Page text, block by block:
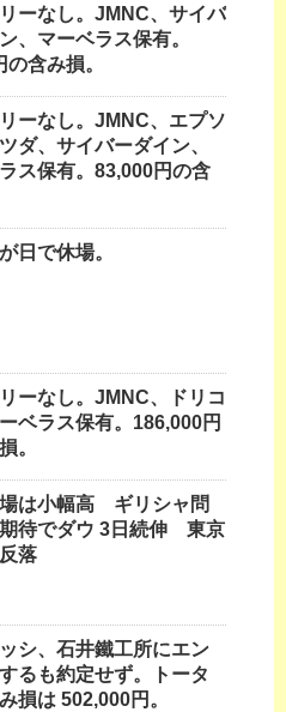
ーなし。JMNC、サイバ
、マーベラス保有。
の含み損。
ーなし。JMNC、エプソ
ダ、サイバーダイン、
ス保有。83,000円の含
日で休場。
ーなし。JMNC、ドリコ
ベラス保有。186,000円
。
は小幅高 ギリシャ問
待でダウ 3日続伸 東京
落
シ、石井鐵工所にエン
するも約定せず。トータ
損は 502,000円。